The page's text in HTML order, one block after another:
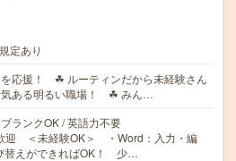
定あり
応援！ ☘ ルーティンだから未経験さん
ある明るい職場！ ☘ みん…
ランクOK / 英語力不要
迎 ＜未経験OK＞ ・Word：入力・編
替えができればOK！ 少…